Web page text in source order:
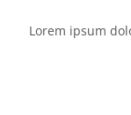
Lorem ipsum